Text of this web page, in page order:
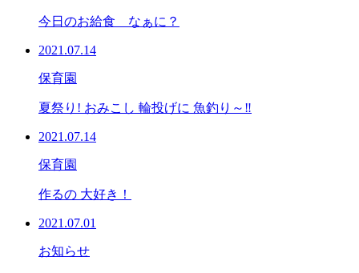
今日のお給食 なぁに？
2021.07.14
保育園
夏祭り! おみこし 輪投げに 魚釣り～‼
2021.07.14
保育園
作るの 大好き！
2021.07.01
お知らせ